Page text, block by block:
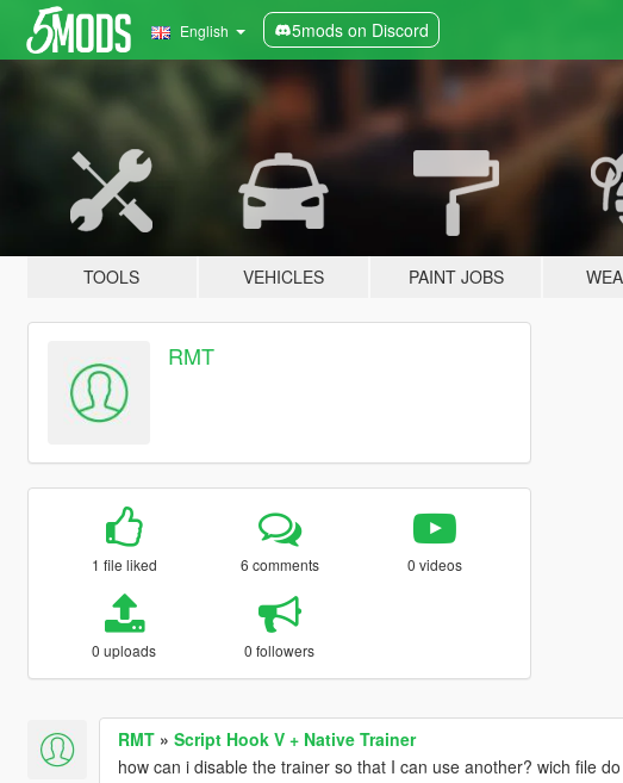
English 5mods on Discord
TOOLS VEHICLES PAINT JOBS
RMT
1 file liked 6 comments 0 videos
0 uploads 0 followers
RMT» Script Hook V + Native Trainer
how can i disable the trainer so that I can use another? wich file